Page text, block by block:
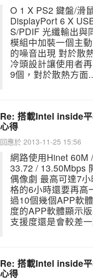
O 1 X PS2 鍵盤/滑
DisplayPort 6 X
S/PDIF 光纖輸出與
模組中加裝一個主
的噪音出現 對於散
冷頭設計讓使用者
9個，對於散熱方面
Re: 搭載Intel inside
心得
回應於 2013-11-25 15:56
網路使用Hinet 60M
33.72 / 13.50Mbps
偶像劇 最高可達7
格的6小時還要再高
過10個幾個APP軟
度的APP軟體顯示
支援度還是會較差
Re: 搭載Intel inside
心得